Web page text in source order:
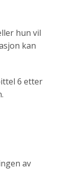
hun vil
kan
6 etter
av